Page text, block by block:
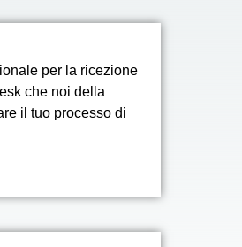
per la ricezione
che noi della
il tuo processo di